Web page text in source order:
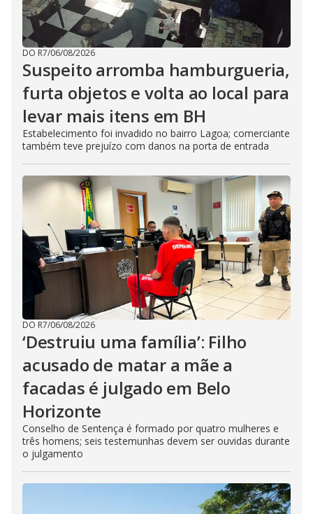
DO R7/06/08/2026
Suspeito arromba hamburgueria,
furta objetos e volta ao local para
levar mais itens em BH
Estabelecimento foi invadido no bairro Lagoa; comerciante
também teve prejuízo com danos na porta de entrada
DO R7/06/08/2026
‘Destruiu uma família’: Filho
acusado de matar a mãe a
facadas é julgado em Belo
Horizonte
Conselho de Sentença é formado por quatro mulheres e
três homens; seis testemunhas devem ser ouvidas durante
o julgamento